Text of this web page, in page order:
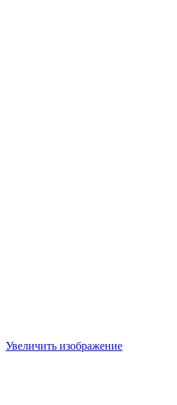
Увеличить изображение